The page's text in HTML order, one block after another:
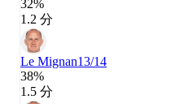
32%
1.2 分
Le Mignan13/14
38%
1.5 分